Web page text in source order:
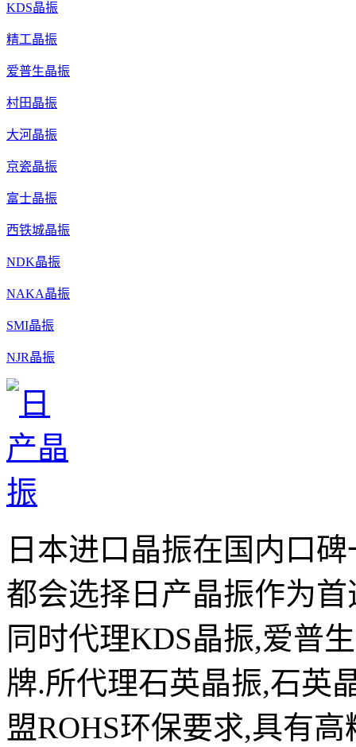
KDS晶振
精工晶振
爱普生晶振
村田晶振
大河晶振
京瓷晶振
富士晶振
西铁城晶振
NDK晶振
NAKA晶振
SMI晶振
NJR晶振
日本进口晶振在国内口
都会选择日产晶振作为
同时代理KDS晶振,爱普
牌.所代理石英晶振,石英
盟ROHS环保要求,具有